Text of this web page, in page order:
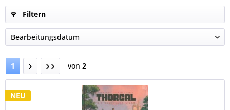
Filtern
1 von 2
NEU